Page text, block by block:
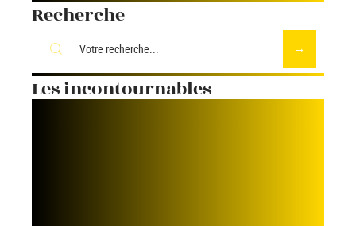
Recherche
Les incontournables